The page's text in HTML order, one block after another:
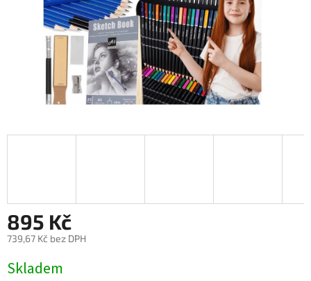
895 Kč
739,67 Kč bez DPH
cena:
Skladem